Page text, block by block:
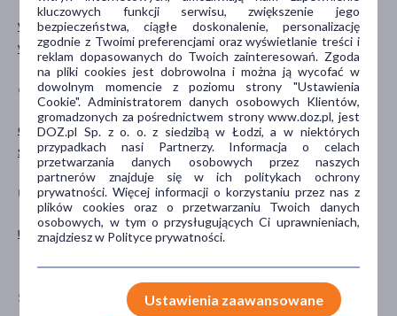
wspomagające
wzmacniające
detoks
trawienie
GŁÓWNY SKŁADNIK
ostropest
sylimaryna
CZĘŚĆ CIAŁA
wątroba
UKŁADY NARZĄDOWE
układ pokarmowy
PORA STOSOWANIA
na dzień
SPOSÓB APLIKACJI
kluczowych funkcji serwisu, zwiększenie jego
bezpieczeństwa, ciągłe doskonalenie, personalizację
zgodnie z Twoimi preferencjami oraz wyświetlanie treści i
reklam dopasowanych do Twoich zainteresowań. Zgoda
na pliki cookies jest dobrowolna i można ją wycofać w
dowolnym momencie z poziomu strony "Ustawienia
Cookie". Administratorem danych osobowych Klientów,
gromadzonych za pośrednictwem strony www.doz.pl, jest
DOZ.pl Sp. z o. o. z siedzibą w Łodzi, a w niektórych
przypadkach nasi Partnerzy. Informacja o celach
przetwarzania danych osobowych przez naszych
partnerów znajduje się w ich politykach ochrony
prywatności. Więcej informacji o korzystaniu przez nas z
plików cookies oraz o przetwarzaniu Twoich danych
osobowych, w tym o przysługujących Ci uprawnieniach,
znajdziesz w Polityce prywatności.
Ustawienia zaawansowane